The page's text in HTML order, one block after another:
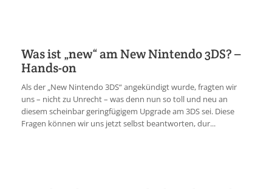
Was ist „new“ am New Nintendo 3DS? –
Hands-on
Als der „New Nintendo 3DS“ angekündigt wurde, fragten wir
uns – nicht zu Unrecht – was denn nun so toll und neu an
diesem scheinbar geringfügigem Upgrade am 3DS sei. Diese
Fragen können wir uns jetzt selbst beantworten, dur...